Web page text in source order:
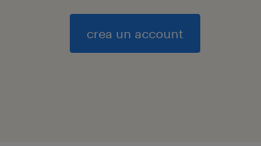
crea un account